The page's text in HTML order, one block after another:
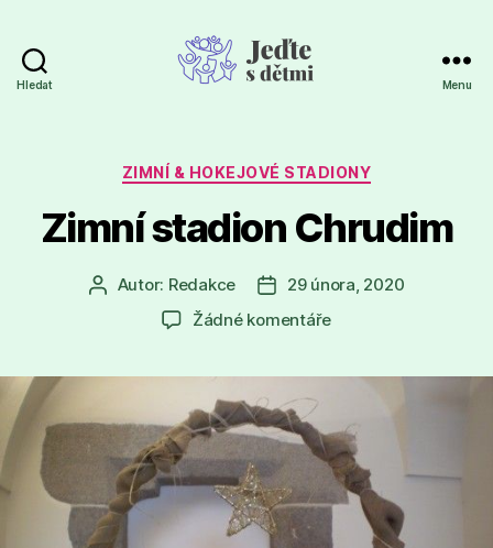
Hledat Menu
Rubriky
ZIMNÍ & HOKEJOVÉ STADIONY
Zimní stadion Chrudim
Autor
příspěvku
Autor: Redakce
Datum
příspěvku
29 února, 2020
Žádné komentářeu
stadion
Chrudim